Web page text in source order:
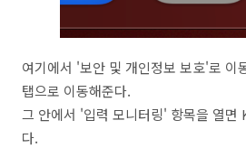
여기에서 '보안 및 개인정보 보호'로 이
탭으로 이동해준다.
그 안에서 '입력 모니터링' 항목을 열면
다.